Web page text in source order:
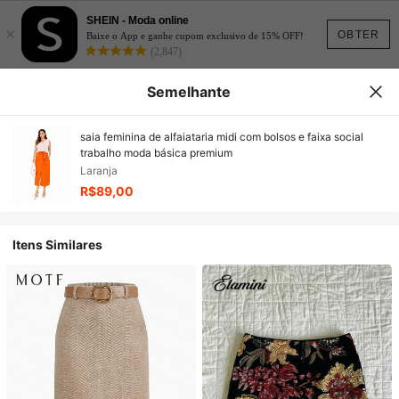
OBTER
×
SHEIN - Moda online
Baixe o App e ganhe cupom exclusivo de 15% OFF!
(2,847)
Semelhante
saia feminina de alfaiataria midi com bolsos e faixa social
trabalho moda básica premium
Laranja
R$89,00
Itens Similares